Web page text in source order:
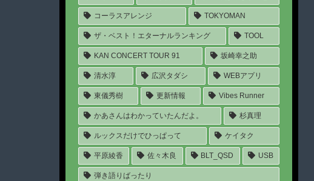
コーラスアレンジ TOKYOMAN
ザ・ベスト！エターナルランキング TOOL
KAN CONCERT TOUR 91 坂崎幸之助
清水淳 広沢タダシ WEBアプリ
東儀秀樹 更新情報 Vibes Runner
かあさんはわかっていたんだよ。 杉真理
ルックスだけでひっぱって ケイタク
平原綾香 佐々木良 BLT_QSD USB
弾き語りばったり